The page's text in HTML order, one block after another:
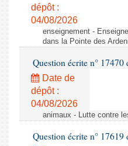
dépôt :
04/08/2026
enseignement -
dans la Pointe des
Question écrite n°
Date de
dépôt :
04/08/2026
animaux - Lutte contre
Question écrite n°